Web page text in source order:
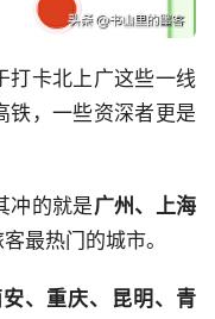
打卡北上广这些一线
铁，一些资深者更是
冲的就是广州、上海
最热门的城市。
、重庆、昆明、青